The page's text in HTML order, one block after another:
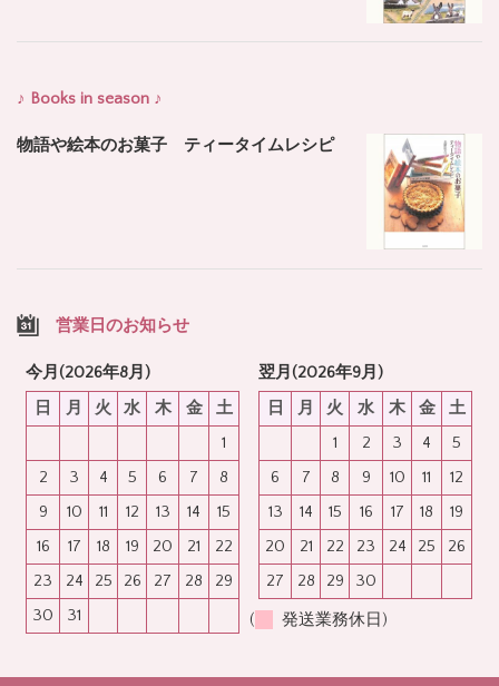
♪ Books in season ♪
物語や絵本のお菓子 ティータイムレシピ
営業日のお知らせ
今月(2026年8月)
日
月 火 水 木 金
土
1
2
3 4 5 6 7
8
9
10 11 12 13 14
15
16
17 18 19 20 21
22
23
24 25 26 27 28
29
30
31
翌月(2026年9月)
日
月 火 水 木 金
土
1
2 3 4
5
6
7 8 9 10 11
12
13
14 15 16 17 18
19
20
21 22 23 24 25
26
27
28 29 30
( 発送業務休日)